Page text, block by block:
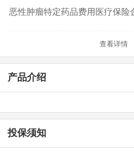
恶性肿瘤特定药品费用医疗保险
查看详情
产品介绍
投保须知